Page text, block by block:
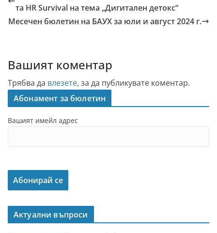
та HR Survival на тема „Дигитален детокс“
Месечен бюлетин на БАУХ за юли и август 2024 г.
Вашият коментар
Трябва да влезете, за да публикувате коментар.
Абонамент за бюлетин
Вашият имейл адрес
Актуални въпроси